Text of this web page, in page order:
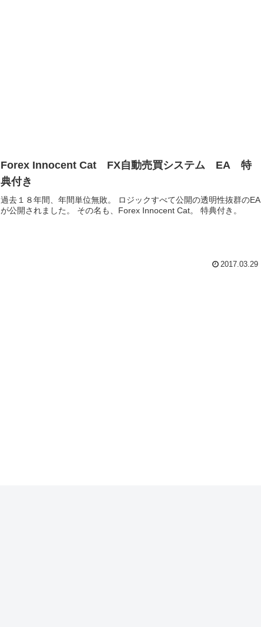
Forex Innocent Cat FX自動売買システム EA 特
典付き
過去１８年間、年間単位無敗。 ロジックすべて公開の透明性抜群のEA
が公開されました。 その名も、Forex Innocent Cat。 特典付き。
2017.03.29